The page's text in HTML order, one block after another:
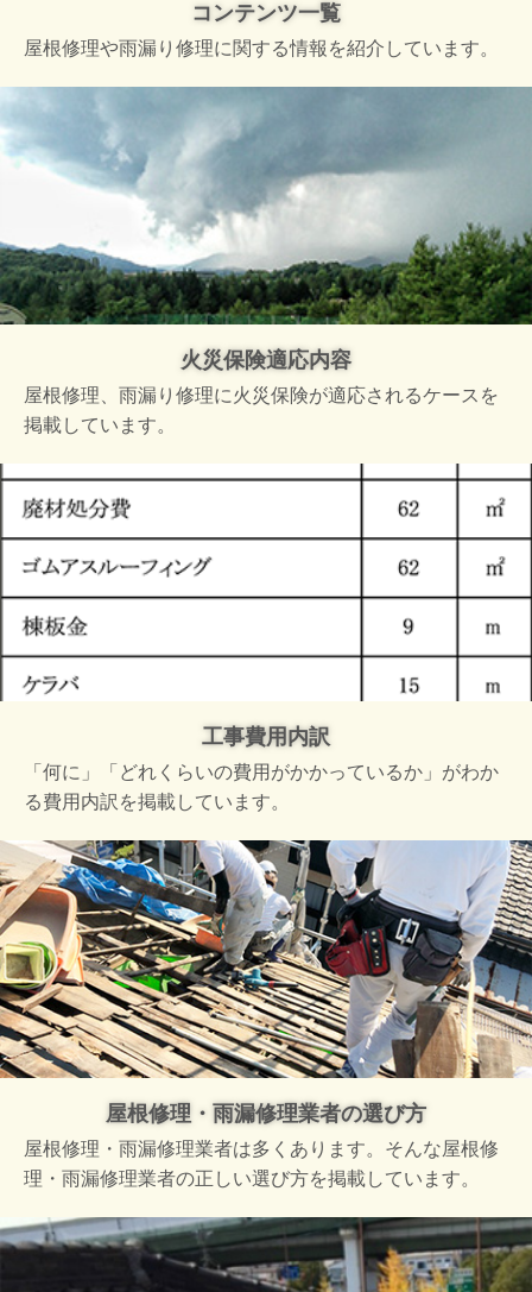
コンテンツ一覧
屋根修理や雨漏り修理に関する情報を紹介しています。
火災保険適応内容
屋根修理、雨漏り修理に火災保険が適応されるケースを
掲載しています。
工事費用内訳
「何に」「どれくらいの費用がかかっているか」がわか
る費用内訳を掲載しています。
屋根修理・雨漏修理業者の選び方
屋根修理・雨漏修理業者は多くあります。そんな屋根修
理・雨漏修理業者の正しい選び方を掲載しています。